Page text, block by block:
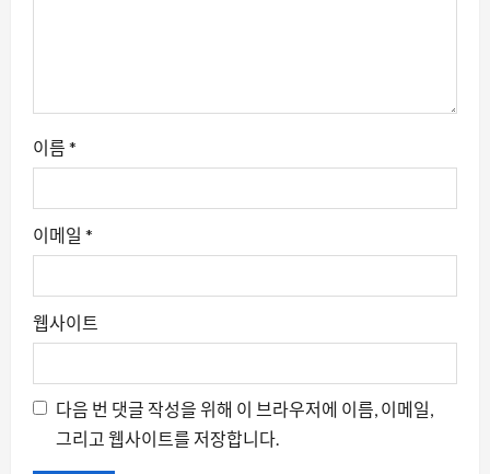
이름 *
이메일 *
웹사이트
다음 번 댓글 작성을 위해 이 브라우저에 이름, 이메일,
그리고 웹사이트를 저장합니다.